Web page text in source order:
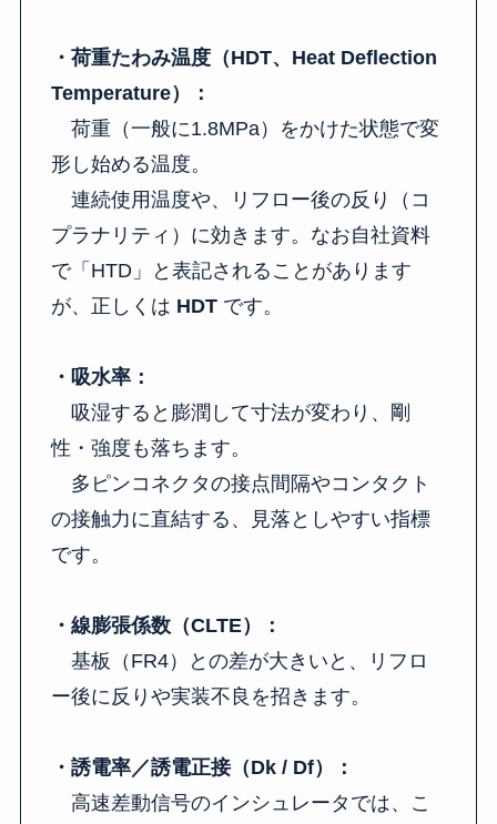
・荷重たわみ温度（HDT、Heat Deflection
Temperature）：
荷重（一般に1.8MPa）をかけた状態で変
形し始める温度。
連続使用温度や、リフロー後の反り（コ
プラナリティ）に効きます。なお自社資料
で「HTD」と表記されることがあります
が、正しくは HDTです。
・吸水率：
吸湿すると膨潤して寸法が変わり、剛
性・強度も落ちます。
多ピンコネクタの接点間隔やコンタクト
の接触力に直結する、見落としやすい指標
です。
・線膨張係数（CLTE）：
基板（FR4）との差が大きいと、リフロ
ー後に反りや実装不良を招きます。
・誘電率／誘電正接（Dk / Df）：
高速差動信号のインシュレータでは、こ